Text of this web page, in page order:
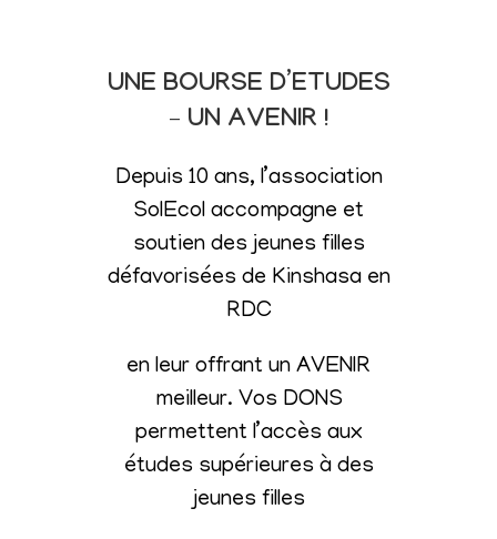
UNE BOURSE D’ETUDES
– UN AVENIR !
Depuis 10 ans, l’association
SolEcol accompagne et
soutien des jeunes filles
défavorisées de Kinshasa en
RDC
en leur offrant un AVENIR
meilleur. Vos DONS
permettent l’accès aux
études supérieures à des
jeunes filles